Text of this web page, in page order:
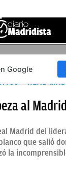
DIRECTO HOY
- REAL
al Madrid
Madrid del
que salió
la
Google